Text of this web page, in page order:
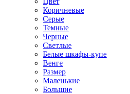
Коричневые
Серые
Темные
Черные
Светлые
Белые шкафы-купе
Венге
Размер
Маленькие
Большие